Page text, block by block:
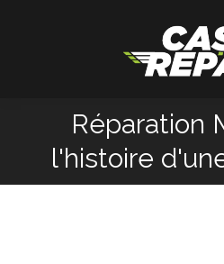
Réparation
l'histoire